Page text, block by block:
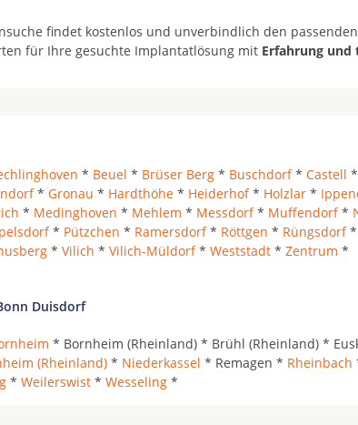
findet kostenlos und unverbindlich den
für Ihre gesuchte Implantatlösung mit Erfahrung
* Beuel * Brüser Berg * Buschdorf* Castell *
* Gronau * Hardthöhe * Heiderhof* Holzlar *
* Medinghoven * Mehlem * Messdorf* Muffendorf*
* Pützchen * Ramersdorf* Röttgen * Rüngsdorf*
* Vilich * Vilich-Müldorf* Weststadt * Zentrum *
Duisdorf
* Bornheim (Rheinland) * Brühl (Rheinland) *
(Rheinland) * Niederkassel * Remagen * Rheinbach
* Weilerswist * Wesseling *